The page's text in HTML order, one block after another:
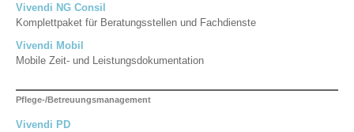
Vivendi NG Consil
Komplettpaket für Beratungsstellen und Fachdienste
Vivendi Mobil
Mobile Zeit- und Leistungsdokumentation
Pflege-/Betreuungsmanagement
Vivendi PD